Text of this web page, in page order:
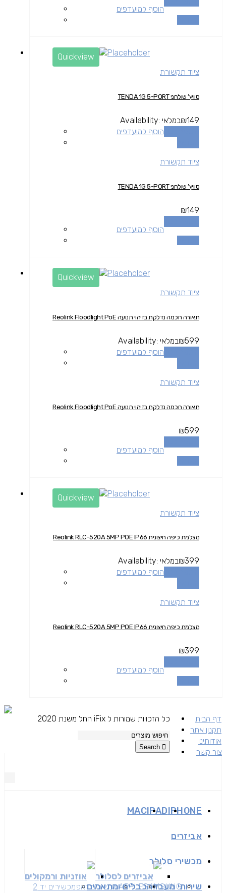
הוסף למועדפים
Quickview
ציוד תקשורת
סוויץ’ שולחני TENDA 1G 5-PORT
₪149
Availability: במלאי
הוסף למועדפים
ציוד תקשורת
סוויץ’ שולחני TENDA 1G 5-PORT
₪149
הוסף למועדפים
Quickview
ציוד תקשורת
תאורה חכמה נדלקת בזיהוי תנועה Reolink Floodlight PoE
₪599
Availability: במלאי
הוסף למועדפים
ציוד תקשורת
תאורה חכמה נדלקת בזיהוי תנועה Reolink Floodlight PoE
₪599
הוסף למועדפים
Quickview
ציוד תקשורת
מצלמת כיפה חיצונית Reolink RLC-520A 5MP POE IP66
₪399
Availability: במלאי
הוסף למועדפים
ציוד תקשורת
מצלמת כיפה חיצונית Reolink RLC-520A 5MP POE IP66
₪399
הוסף למועדפים
דף הבית
תקנון אתר
אודותינו
צור קשר
כל הזכויות שמורות ל iFix החל משנת 2020
IPHONE
IPAD
MAC
אביזרים
אביזרים לסלולר אוזניות ורמקולים
מכשירי סלולר
SAMSUNG
APPLEמכשירים זאפמכשירים יד 2 שירותי מעבדהכבלים ומתאמים
Search